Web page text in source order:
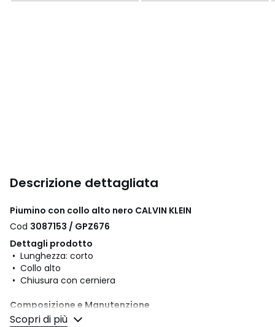
Descrizione dettagliata
Piumino con collo alto nero CALVIN KLEIN
Cod 3087153 / GPZ676
Dettagli prodotto
• Lunghezza: corto
• Collo alto
• Chiusura con cerniera
Composizione e Manutenzione
• 100% poliammide
Scopri di più